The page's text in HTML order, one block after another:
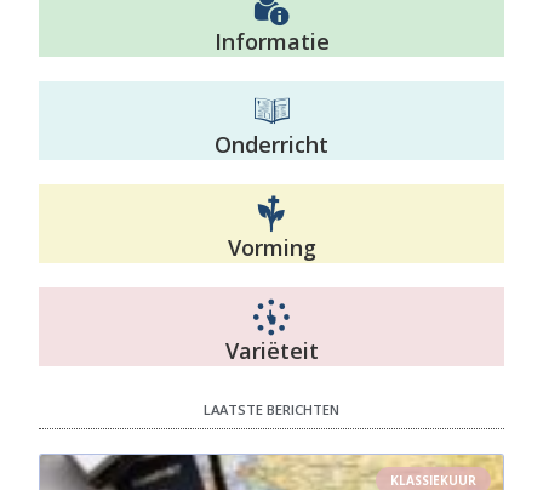
Informatie
Onderricht
Vorming
Variëteit
LAATSTE BERICHTEN
KLASSIEKUUR